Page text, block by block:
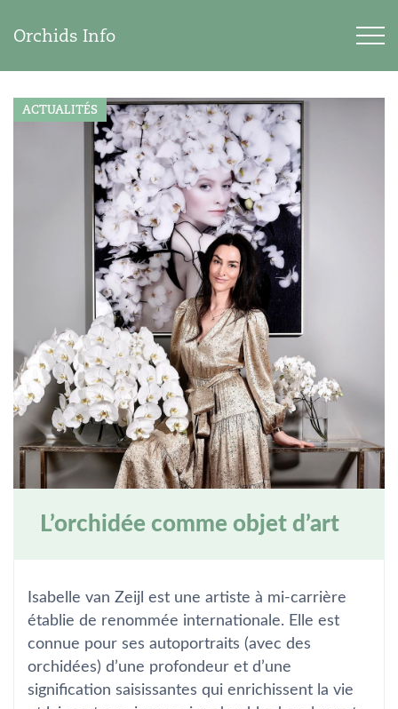
Orchids Info
ACTUALITÉS
L’orchidée comme objet d’art
Isabelle van Zeijl est une artiste à mi-carrière
établie de renommée internationale. Elle est
connue pour ses autoportraits (avec des
orchidées) d’une profondeur et d’une
signification saisissantes qui enrichissent la vie